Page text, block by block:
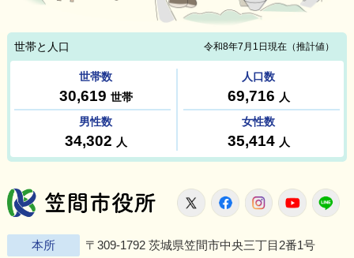
笠間市役所
X FacebookInstagram
本所 〒309-1792 茨城県笠間市中央三丁目2番1号